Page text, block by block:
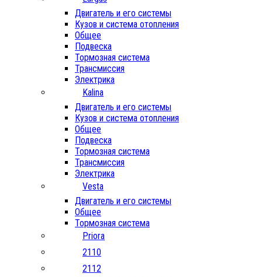
Двигатель и его системы
Кузов и система отопления
Общее
Подвеска
Тормозная система
Трансмиссия
Электрика
Kalina
Двигатель и его системы
Кузов и система отопления
Общее
Подвеска
Тормозная система
Трансмиссия
Электрика
Vesta
Двигатель и его системы
Общее
Тормозная система
Priora
2110
2112